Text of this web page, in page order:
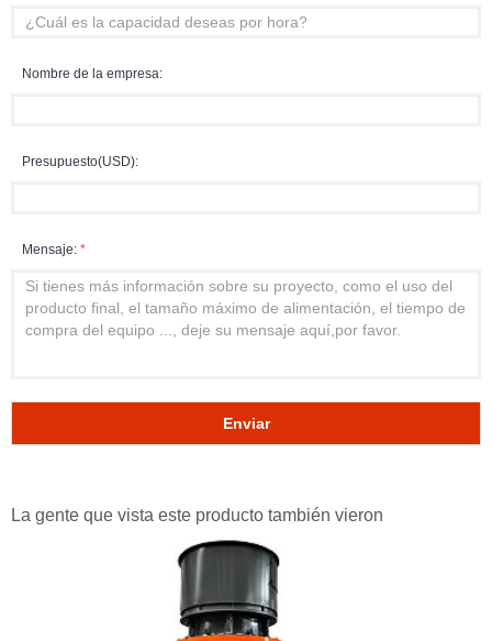
Nombre de la empresa:
Presupuesto(USD):
Mensaje: *
Enviar
La gente que vista este producto también vieron